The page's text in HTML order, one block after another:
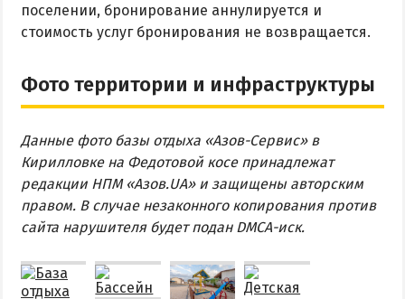
поселении, бронирование аннулируется и
стоимость услуг бронирования не возвращается.
Фото территории и инфраструктуры
Данные фото базы отдыха «Азов-Сервис» в
Кирилловке на Федотовой косе принадлежат
редакции НПМ «Азов.UA» и защищены авторским
правом. В случае незаконного копирования против
сайта нарушителя будет подан DMCA-иск.